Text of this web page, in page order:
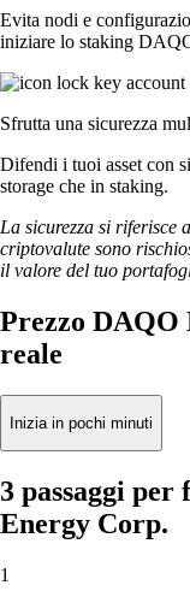
Evita nodi e
iniziare lo staking
Sfrutta una sicurezza
Difendi i tuoi asset con
storage che in staking.
La sicurezza si riferisce
criptovalute sono
il valore del tuo
Prezzo DAQO
reale
Inizia in pochi minuti
3 passaggi
Energy Corp.
1